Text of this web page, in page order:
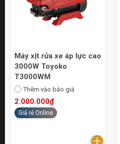
Máy xịt rửa xe áp lực cao
3000W Toyoko
T3000WM
Thêm vào báo giá
2.000.000₫
Giá rẻ Online